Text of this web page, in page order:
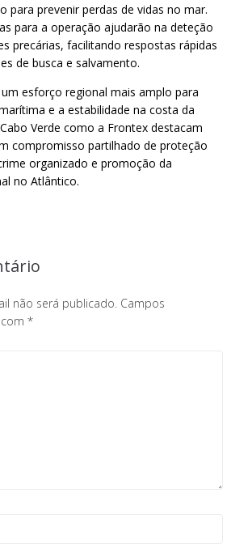
para prevenir perdas de vidas no mar.
para a operação ajudarão na deteção
precárias, facilitando respostas rápidas
de busca e salvamento.
esforço regional mais amplo para
e a estabilidade na costa da
Verde como a Frontex destacam
compromisso partilhado de proteção
organizado e promoção da
no Atlântico.
não será publicado. Campos
*